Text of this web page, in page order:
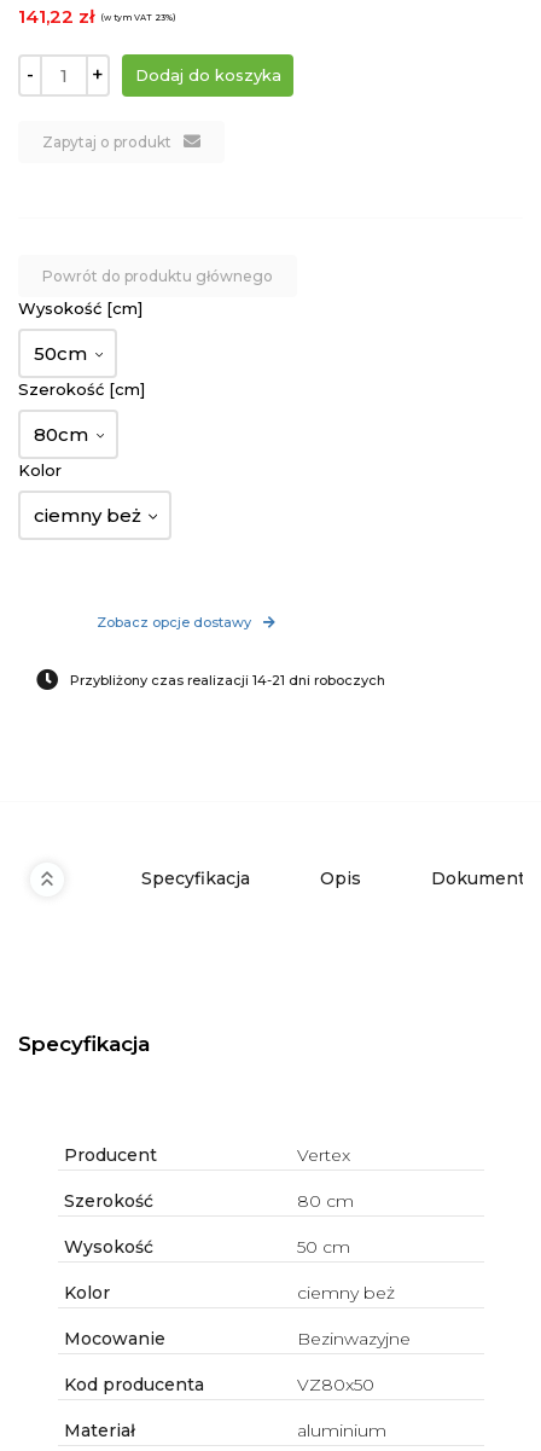
141,22 zł (w tym VAT 23%)
- +
Zapytaj o produkt
Powrót do produktu głównego
Wysokość [cm]
50cm
Szerokość [cm]
80cm
Kolor
ciemny beż
Zobacz opcje dostawy
Przybliżony czas realizacji 14-21 dni roboczych
Specyfikacja Opis Dokumenty
Specyfikacja
Producent Vertex
Szerokość 80 cm
Wysokość 50 cm
Kolor ciemny beż
Mocowanie Bezinwazyjne
Kod producenta VZ80x50
Materiał aluminium